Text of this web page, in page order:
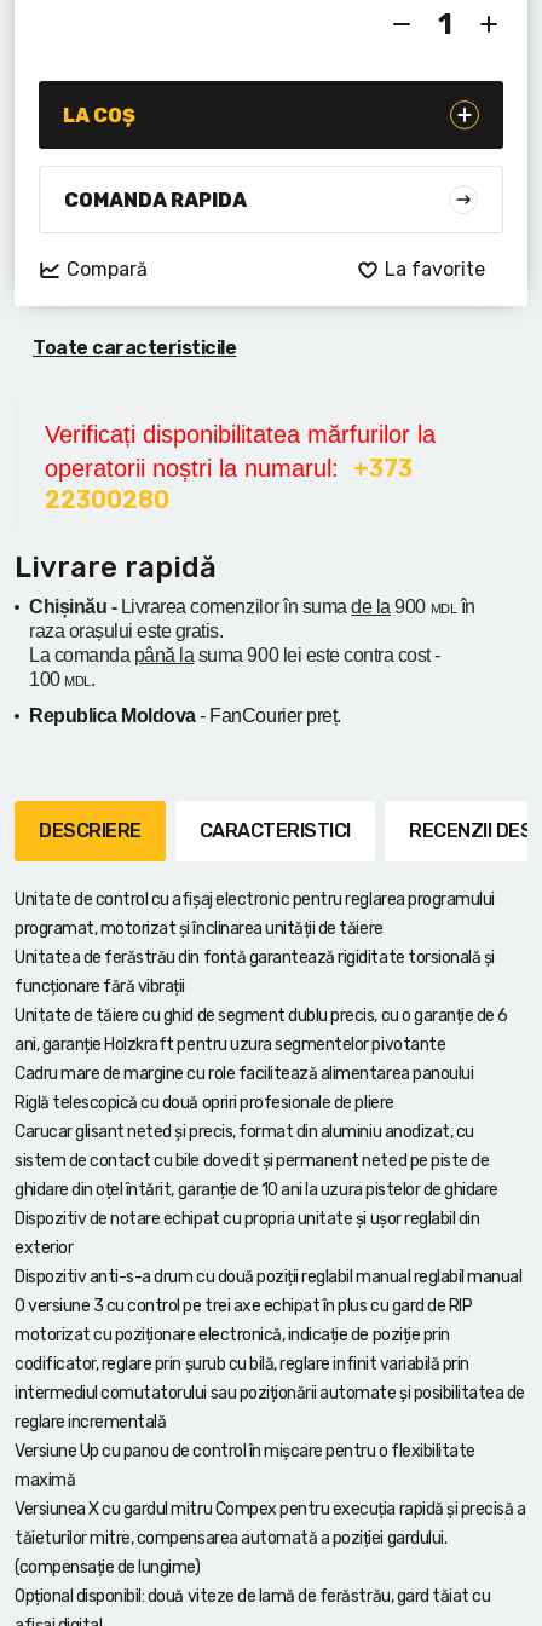
Acumulatoare si încărcătoare
Toate caracteristicile
Verificați disponibilitatea mărfurilor la
operatorii noștri la numarul: +373
22300280
Livrare rapidă
Chișinău - Livrarea comenzilor în sumade la 900 MDL în
raza orașului este gratis.
La comanda până la suma 900 lei este contra cost -
100 MDL .
Republica Moldova- FanCourier preț.
LA COȘ
COMANDA RAPIDA
Compară La favorite
DESCRIERE CARACTERISTICI RECENZII
Unitate de control cu afișaj electronic pentru reglarea programului
programat, motorizat și înclinarea unității de tăiere
Unitatea de ferăstrău din fontă garantează rigiditate torsională și
funcționare fără vibrații
Unitate de tăiere cu ghid de segment dublu precis, cu o garanție de 6
ani, garanție Holzkraft pentru uzura segmentelor pivotante
Cadru mare de margine cu role facilitează alimentarea panoului
Riglă telescopică cu două opriri profesionale de pliere
Carucar glisant neted și precis, format din aluminiu anodizat, cu
sistem de contact cu bile dovedit și permanent neted pe piste de
ghidare din oțel întărit, garanție de 10 ani la uzura pistelor de ghidare
Dispozitiv de notare echipat cu propria unitate și ușor reglabil din
exterior
Dispozitiv anti-s-a drum cu două poziții reglabil manual reglabil manual
O versiune 3 cu control pe trei axe echipat în plus cu gard de RIP
motorizat cu poziționare electronică, indicație de poziție prin
codificator, reglare prin șurub cu bilă, reglare infinit variabilă prin
intermediul comutatorului sau poziționării automate și posibilitatea de
reglare incrementală
Versiune Up cu panou de control în mișcare pentru o flexibilitate
maximă
Versiunea X cu gardul mitru Compex pentru execuția rapidă și precisă a
tăieturilor mitre, compensarea automată a poziției gardului.
(compensație de lungime)
Opțional disponibil: două viteze de lamă de ferăstrău, gard tăiat cu